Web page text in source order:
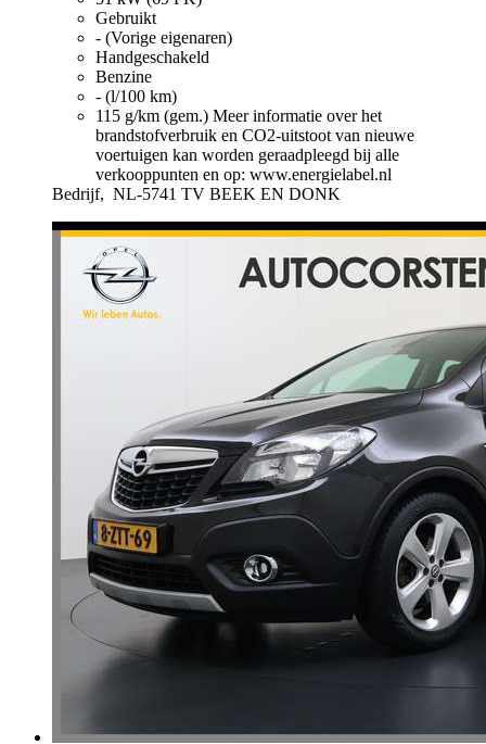
Gebruikt
- (Vorige eigenaren)
Handgeschakeld
Benzine
- (l/100 km)
115 g/km (gem.) Meer informatie over het
brandstofverbruik en CO2-uitstoot van nieuwe
voertuigen kan worden geraadpleegd bij alle
verkooppunten en op: www.energielabel.nl
Bedrijf, NL-5741 TV BEEK EN DONK